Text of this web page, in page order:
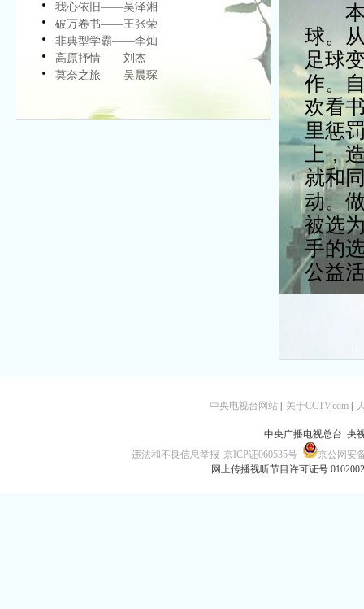
我心依旧——吴泽湘
破万卷书——王张荣
非典型学霸——李灿
高原抒情——刘杰
莫奈之旅——吴晨琛
本
球。
足球
作。
欢看
里惩
上，
就和
动。
被选
手的
公益
中央电视台网站 关于CCTV.com
中央广播电视总台 央
违法和不良信息举报 京ICP证060535号
京公网安
网上传播视听节目许可证号